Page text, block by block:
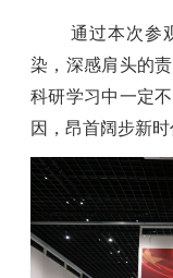
通过本次参
染，深感肩头的
科研学习中一定
因，昂首阔步新时